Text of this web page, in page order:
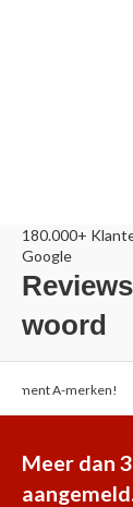
180.000+
Google
woord
A-merken!
Meer dan